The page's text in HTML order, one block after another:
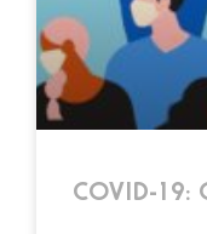
COVID-19: